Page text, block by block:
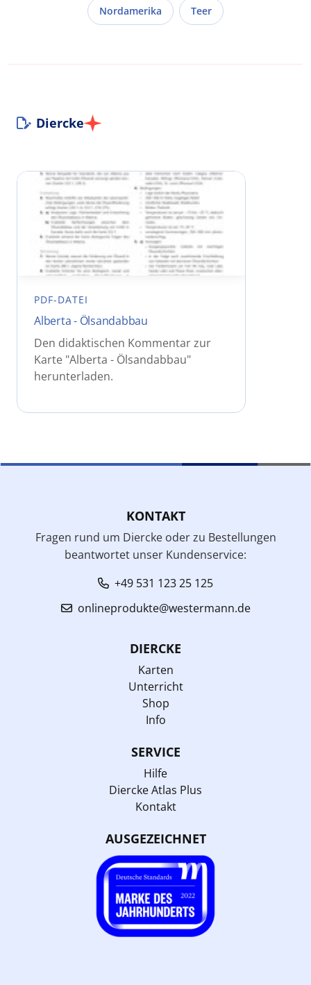
Nordamerika Teer
Diercke
PDF-DATEI
Alberta - Ölsandabbau
Den didaktischen Kommentar zur
Karte "Alberta - Ölsandabbau"
herunterladen.
KONTAKT
Fragen rund um Diercke oder zu Bestellungen
beantwortet unser Kundenservice:
+49 531 123 25 125
onlineprodukte@westermann.de
DIERCKE
Karten
Unterricht
Shop
Info
SERVICE
Hilfe
Diercke Atlas Plus
Kontakt
AUSGEZEICHNET